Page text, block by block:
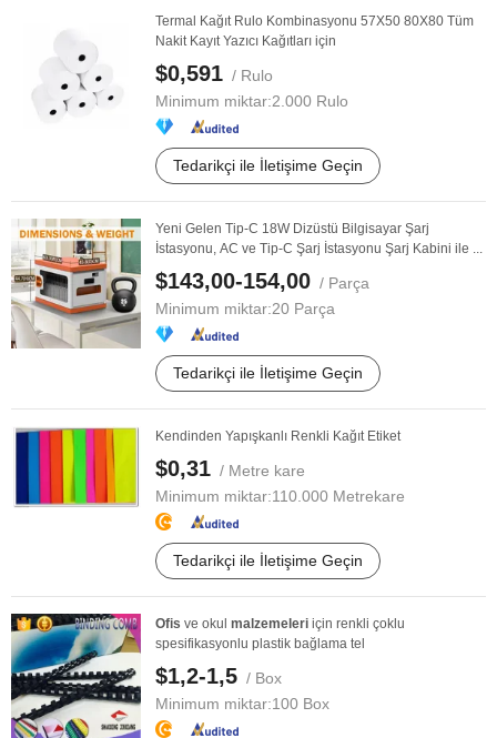
Termal Kağıt Rulo Kombinasyonu 57X50 80X80 Tüm
Nakit Kayıt Yazıcı Kağıtları için
$0,591 / Rulo
Minimum miktar:2.000 Rulo
Tedarikçi ile İletişime Geçin
Yeni Gelen Tip-C 18W Dizüstü Bilgisayar Şarj
İstasyonu, AC ve Tip-C Şarj İstasyonu Şarj Kabini ile ...
$143,00-154,00 / Parça
Minimum miktar:20 Parça
Tedarikçi ile İletişime Geçin
Kendinden Yapışkanlı Renkli Kağıt Etiket
$0,31 / Metre kare
Minimum miktar:110.000 Metrekare
Tedarikçi ile İletişime Geçin
Ofis ve okul malzemeleri için renkli çoklu
spesifikasyonlu plastik bağlama tel
$1,2-1,5 / Box
Minimum miktar:100 Box